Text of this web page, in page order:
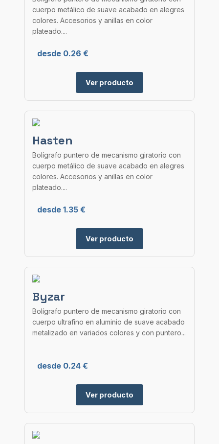
cuerpo metálico de suave acabado en alegres
colores. Accesorios y anillas en color
plateado....
desde 0.26 €
Ver producto
Hasten
Bolígrafo puntero de mecanismo giratorio con
cuerpo metálico de suave acabado en alegres
colores. Accesorios y anillas en color
plateado....
desde 1.35 €
Ver producto
Byzar
Bolígrafo puntero de mecanismo giratorio con
cuerpo ultrafino en aluminio de suave acabado
metalizado en variados colores y con puntero...
desde 0.24 €
Ver producto